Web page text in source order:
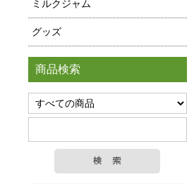
ミルクジャム
グッズ
商品検索